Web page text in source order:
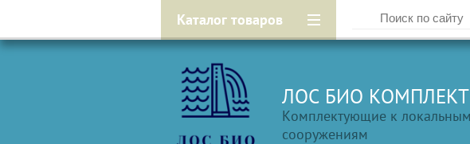
Каталог товаров
ЛОС БИО КОМПЛЕКТ
Комплектующие к
сооружениям